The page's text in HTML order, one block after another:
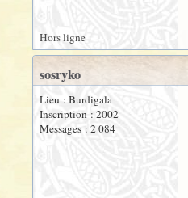
Hors ligne
sosryko
Lieu : Burdigala
Inscription : 2002
Messages : 2 084